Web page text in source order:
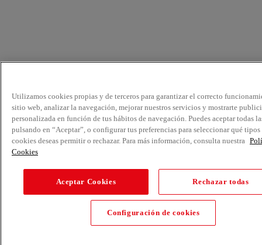
Utilizamos cookies propias y de terceros para garantizar el correcto
sitio web, analizar la navegación, mejorar nuestros servicios y mostrarte
personalizada en función de tus hábitos de navegación. Puedes aceptar todas
pulsando en “Aceptar”, o configurar tus preferencias para seleccionar qué tipos
cookies deseas permitir o rechazar. Para más información, consulta nuestra
Cookies
Aceptar Cookies Rechazar todas
Configuración de cookies